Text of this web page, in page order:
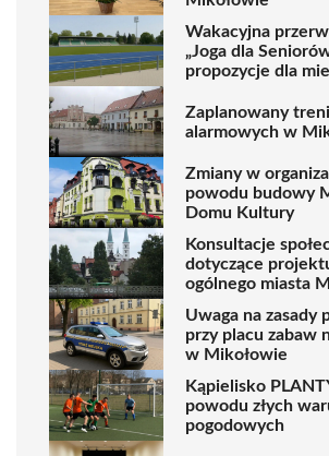
Wakacyjna
„Joga dla
propozycje dla
Zaplanowany
alarmowych w
Zmiany w
powodu budowy
Domu Kultury
Konsultacje
dotyczące
ogólnego miasta
Uwaga na zasady
przy placu zabaw
w Mikołowie
Kąpielisko
powodu złych
pogodowych